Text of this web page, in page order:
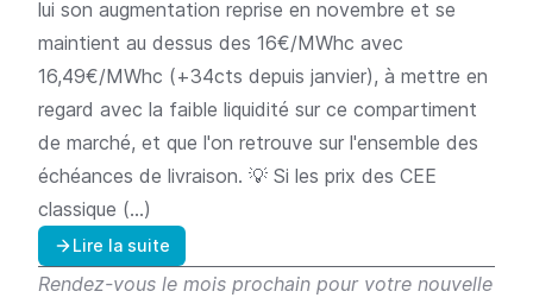
lui son augmentation reprise en novembre et se
maintient au dessus des 16€/MWhc avec
16,49€/MWhc (+34cts depuis janvier), à mettre en
regard avec la faible liquidité sur ce compartiment
de marché, et que l'on retrouve sur l'ensemble des
échéances de livraison. 💡 Si les prix des CEE
classique (…)
Lire la suite
Rendez-vous le mois prochain pour votre nouvelle